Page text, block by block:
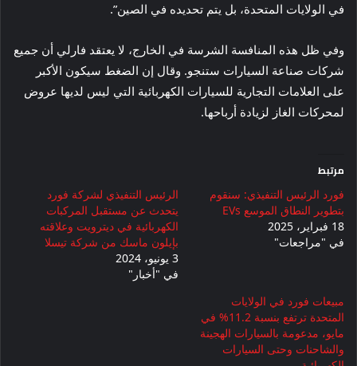
في الولايات المتحدة، بل يتم تحديده في الصين”.
وفي ظل هذه المنافسة الشرسة في الخارج، لا يعتقد فارلي أن جميع
شركات صناعة السيارات ستنجو. وقال إن الضغط سيكون الأكبر
على العلامات التجارية للسيارات الكهربائية التي ليس لديها عروض
لمحركات الغاز لزيادة أرباحها.
مرتبط
فورد الرئيس التنفيذي: سنقوم
بتطوير النطاق الموسع EVs
18 فبراير، 2025
في "مراجعات"
الرئيس التنفيذي لشركة فورد
يتحدث عن مستقبل المركبات
الكهربائية في ديترويت وعلاقته
بإيلون ماسك من شركة تيسلا
3 يونيو، 2024
في "أخبار"
مبيعات فورد في الولايات
المتحدة ترتفع بنسبة 11.2% في
مايو، مدعومة بالسيارات الهجينة
والشاحنات وحتى السيارات